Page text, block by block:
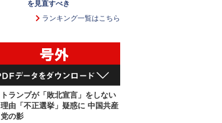
を見直すべき
ランキング一覧はこちら
トランプが「敗北宣言」をしない
理由「不正選挙」疑惑に 中国共産
党の影